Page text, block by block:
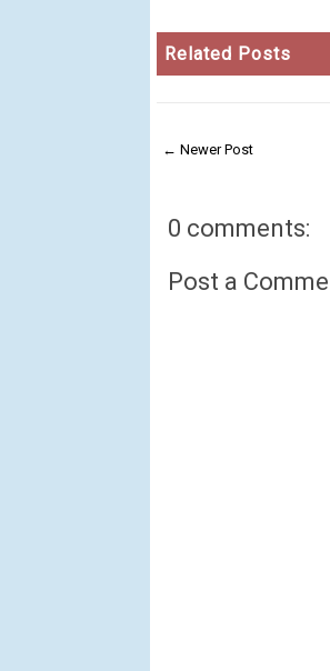
Related Posts
← Newer Post
0 comments:
Post a